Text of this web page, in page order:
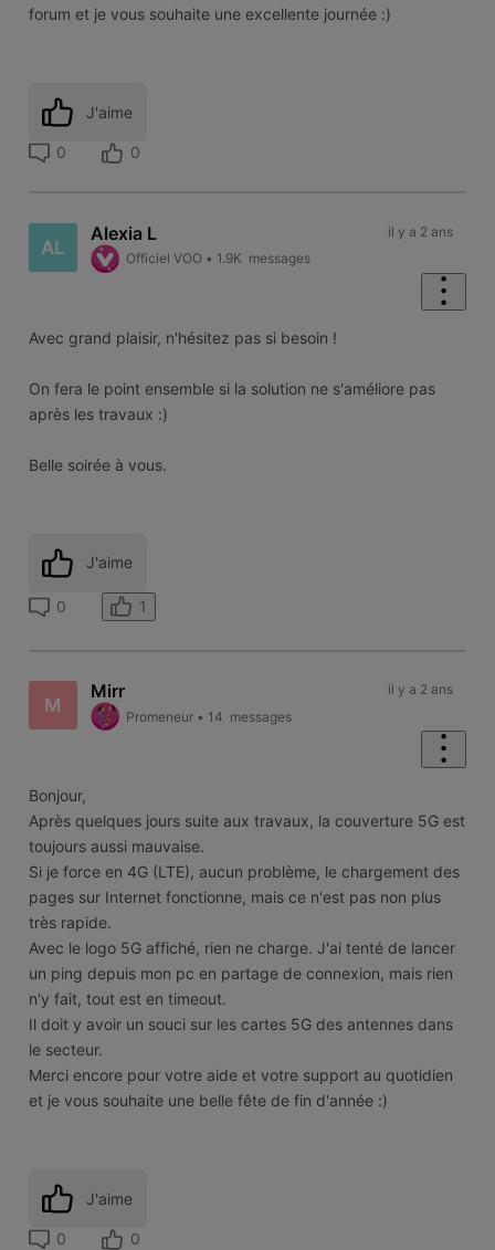
forum et je vous souhaite une excellente journée :)
J'aime
0 0
AL
Alexia L
Officiel VOO • 1.9K messages
il y a 2 ans
Avec grand plaisir, n'hésitez pas si besoin !
On fera le point ensemble si la solution ne s'améliore pas
après les travaux :)
Belle soirée à vous.
J'aime
0 1
M
Mirr
Promeneur • 14 messages
il y a 2 ans
Bonjour,
Après quelques jours suite aux travaux, la couverture 5G est
toujours aussi mauvaise.
Si je force en 4G (LTE), aucun problème, le chargement des
pages sur Internet fonctionne, mais ce n'est pas non plus
très rapide.
Avec le logo 5G affiché, rien ne charge. J'ai tenté de lancer
un ping depuis mon pc en partage de connexion, mais rien
n'y fait, tout est en timeout.
Il doit y avoir un souci sur les cartes 5G des antennes dans
le secteur.
Merci encore pour votre aide et votre support au quotidien
et je vous souhaite une belle fête de fin d'année :)
J'aime
0 0